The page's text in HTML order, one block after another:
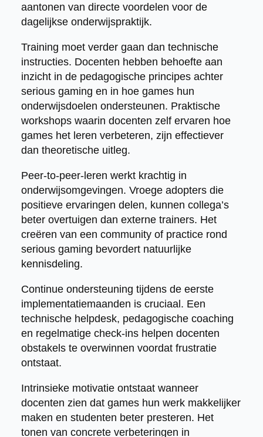
aantonen van directe voordelen voor de
dagelijkse onderwijspraktijk.
Training moet verder gaan dan technische
instructies. Docenten hebben behoefte aan
inzicht in de pedagogische principes achter
serious gaming en in hoe games hun
onderwijsdoelen ondersteunen. Praktische
workshops waarin docenten zelf ervaren hoe
games het leren verbeteren, zijn effectiever
dan theoretische uitleg.
Peer-to-peer-leren werkt krachtig in
onderwijsomgevingen. Vroege adopters die
positieve ervaringen delen, kunnen collega’s
beter overtuigen dan externe trainers. Het
creëren van een community of practice rond
serious gaming bevordert natuurlijke
kennisdeling.
Continue ondersteuning tijdens de eerste
implementatiemaanden is cruciaal. Een
technische helpdesk, pedagogische coaching
en regelmatige check-ins helpen docenten
obstakels te overwinnen voordat frustratie
ontstaat.
Intrinsieke motivatie ontstaat wanneer
docenten zien dat games hun werk makkelijker
maken en studenten beter presteren. Het
tonen van concrete verbeteringen in